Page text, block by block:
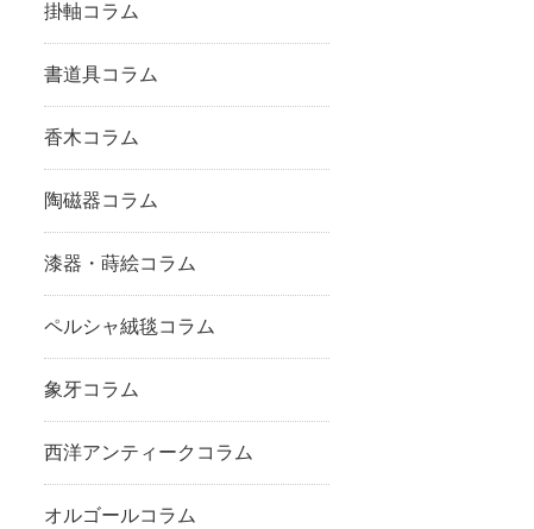
掛軸コラム
書道具コラム
香木コラム
陶磁器コラム
漆器・蒔絵コラム
ペルシャ絨毯コラム
象牙コラム
西洋アンティークコラム
オルゴールコラム